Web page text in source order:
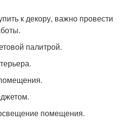
к декору, важно провести
палитрой.
помещения.